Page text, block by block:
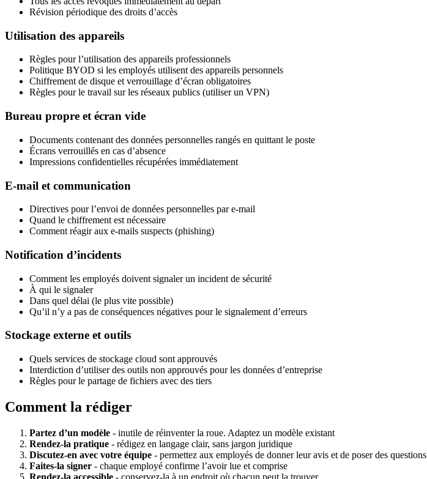
Révision périodique des droits d’accès
Utilisation des appareils
Règles pour l’utilisation des appareils professionnels
Politique BYOD si les employés utilisent des appareils personnels
Chiffrement de disque et verrouillage d’écran obligatoires
Règles pour le travail sur les réseaux publics (utiliser un VPN)
Bureau propre et écran vide
Documents contenant des données personnelles rangés en quittant le poste
Écrans verrouillés en cas d’absence
Impressions confidentielles récupérées immédiatement
E-mail et communication
Directives pour l’envoi de données personnelles par e-mail
Quand le chiffrement est nécessaire
Comment réagir aux e-mails suspects (phishing)
Notification d’incidents
Comment les employés doivent signaler un incident de sécurité
À qui le signaler
Dans quel délai (le plus vite possible)
Qu’il n’y a pas de conséquences négatives pour le signalement d’erreurs
Stockage externe et outils
Quels services de stockage cloud sont approuvés
Interdiction d’utiliser des outils non approuvés pour les données d’entreprise
Règles pour le partage de fichiers avec des tiers
Comment la rédiger
Partez d’un modèle - inutile de réinventer la roue. Adaptez un modèle existant
Rendez-la pratique - rédigez en langage clair, sans jargon juridique
Discutez-en avec votre équipe - permettez aux employés de donner leur avis et de poser des questions
Faites-la signer - chaque employé confirme l’avoir lue et comprise
Rendez-la accessible - conservez-la à un endroit où chacun peut la trouver